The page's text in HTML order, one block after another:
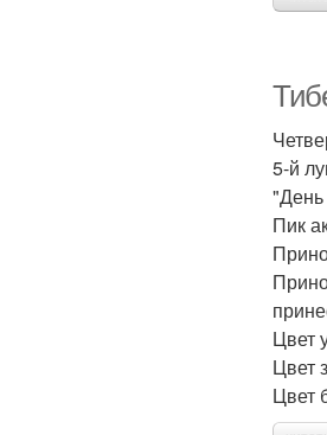
5-й
"День
Пик
Цвет
Цвет
Цвет